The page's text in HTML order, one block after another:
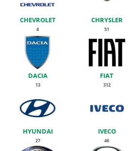
CHEVROLET
4
CHRYSLER
51
DACIA
13
FIAT
312
HYUNDAI
27
IVECO
46